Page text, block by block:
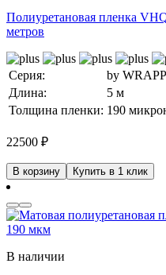
Полиуретановая пленка
метров
Серия:
by
Длина:
5 м
Толщина пленки: 190
22500 ₽
В корзину Купить в 1 клик
В наличии